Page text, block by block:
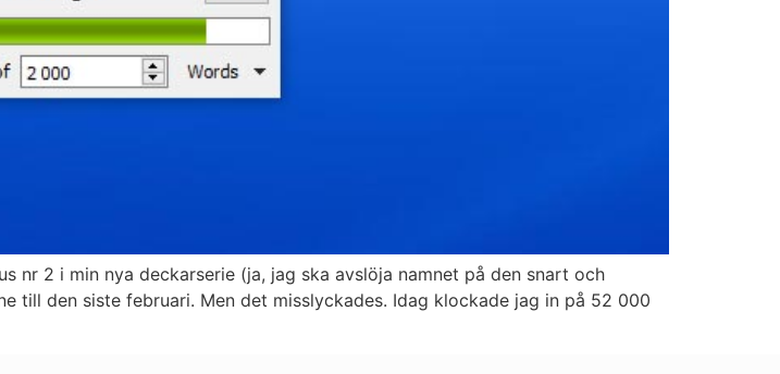
nr 2 i min nya deckarserie (ja, jag ska avslöja namnet på den snart och
till den siste februari. Men det misslyckades. Idag klockade jag in på 52 000